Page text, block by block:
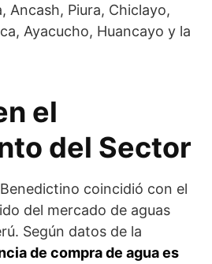
Ancash, Piura, Chiclayo,
Ayacucho, Huancayo y la
el
del Sector
coincidió con el
del mercado de aguas
Según datos de la
de compra de agua es